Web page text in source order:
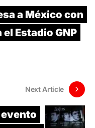
a México con
Estadio GNP
Next Article
evento